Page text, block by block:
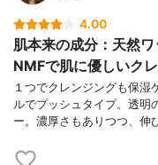
4.00
肌本来の成分：天然
NMFで肌に優しいク
１つでクレンジングも保湿
ルでプッシュタイプ。透明
ー。濃厚さもありつつ、伸